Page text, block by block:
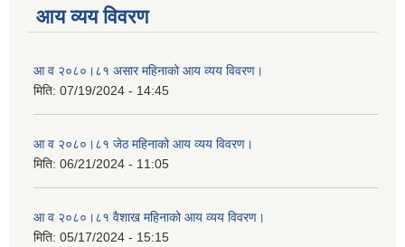
आय व्यय विवरण
आ व २०८०।८१ असार महिनाको आय व्यय विवरण।
मिति: 07/19/2024 - 14:45
आ व २०८०।८१ जेठ महिनाको आय व्यय विवरण।
मिति: 06/21/2024 - 11:05
आ व २०८०।८१ वैशाख महिनाको आय व्यय विवरण।
मिति: 05/17/2024 - 15:15